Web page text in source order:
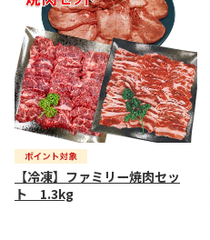
【冷凍】ファミリー焼肉セッ
ト 1.3kg